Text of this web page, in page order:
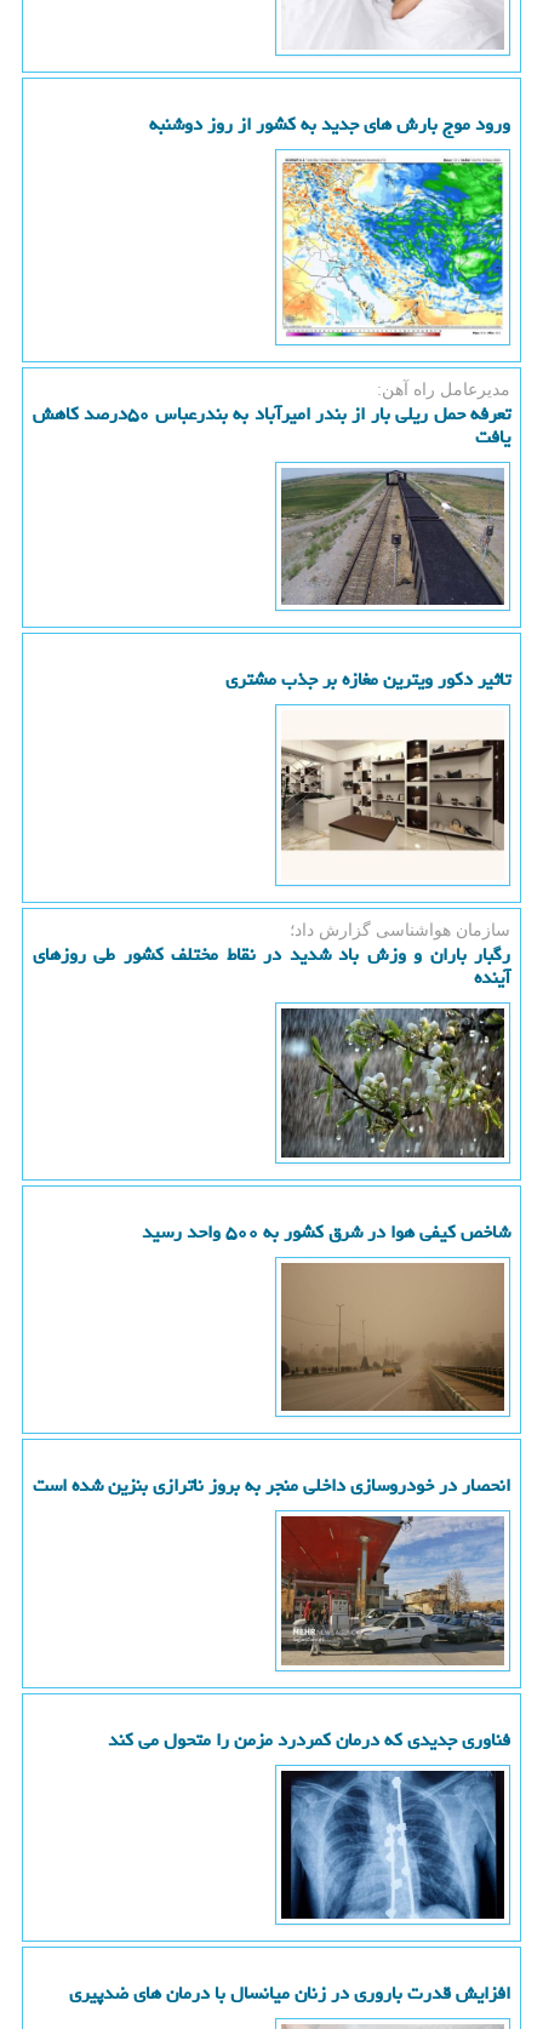
ورود موج بارش های جدید به کشور از روز دوشنبه
مدیرعامل راه آهن:
تعرفه حمل ریلی بار از بندر امیرآباد به بندرعباس ۵۰درصد کاهش
یافت
تاثیر دکور ویترین مغازه بر جذب مشتری
سازمان هواشناسی گزارش داد؛
رگبار باران و وزش باد شدید در نقاط مختلف کشور طی روزهای
آینده
شاخص کیفی هوا در شرق کشور به ۵۰۰ واحد رسید
انحصار در خودروسازی داخلی منجر به بروز ناترازی بنزین شده است
فناوری جدیدی که درمان کمردرد مزمن را متحول می کند
افزایش قدرت باروری در زنان میانسال با درمان های ضدپیری